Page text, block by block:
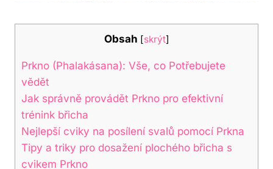
Obsah [skrýt]
Prkno (Phalakásana): Vše, co Potřebujete
vědět
Jak správně provádět Prkno pro efektivní
trénink břicha
Nejlepší cviky na posílení svalů pomocí Prkna
Tipy a triky pro dosažení plochého břicha s
cvikem Prkno